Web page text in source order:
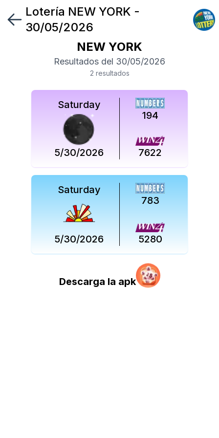
Síguenos
en
Lotería NEW YORK -
30/05/2026
NEW YORK
Resultados del 30/05/2026
2 resultados
Saturday
5/30/2026
194
7622
Saturday
5/30/2026
783
5280
Descarga la apk